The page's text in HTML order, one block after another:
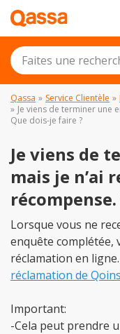
Qassa » Service Clientèle »
» Je viens de terminer une
Que dois-je faire ?
Je viens de
mais je n’ai
Lorsque vous ne
enquête complétée,
réclamation en
réclamation de Qoins
Important:
-Cela peut prendre